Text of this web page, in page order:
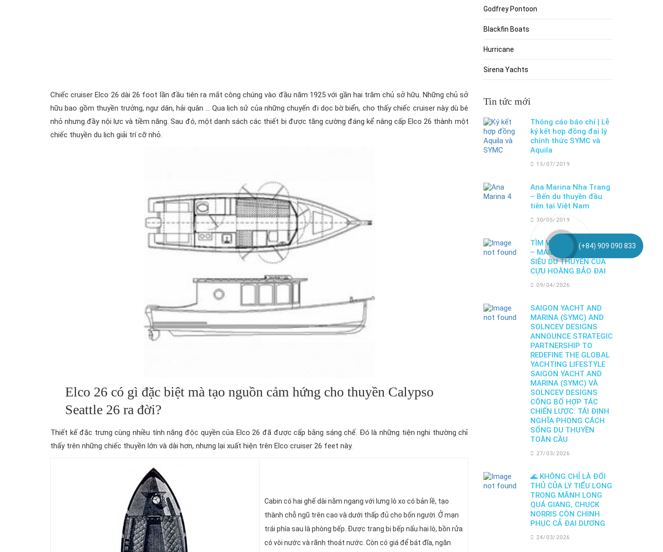
Chiếc cruiser Elco 26 dài 26 foot lần đầu tiên ra mắt công chúng vào đầu năm 1925 với gần hai trăm chủ sở hữu. Những chủ sở
hữu bao gồm thuyền trưởng, ngư dân, hải quân … Qua lịch sử của những chuyến đi dọc bờ biển, cho thấy chiếc cruiser này dù bé
nhỏ nhưng đầy nội lực và tiềm năng. Sau đó, một danh sách các thiết bị được tăng cường đáng kể nâng cấp Elco 26 thành một
chiếc thuyền du lịch giải trí cỡ nhỏ.
Elco 26 có gì đặc biệt mà tạo nguồn cảm hứng cho thuyền Calypso
Seattle 26 ra đời?
Thiết kế đặc trưng cùng nhiều tính năng độc quyền của Elco 26 đã được cấp bằng sáng chế. Đó là những tiện nghi thường chỉ
thấy trên những chiếc thuyền lớn và dài hơn, nhưng lại xuất hiện trên Elco cruiser 26 feet này.
Cabin có hai ghế dài nằm ngang với lưng lò xo có bản lề, tạo
thành chỗ ngũ trên cao và dưới thấp đủ cho bốn người. Ở mạn
trái phía sau là phòng bếp. Được trang bị bếp nấu hai lò, bồn rửa
có vòi nước và rãnh thoát nước. Còn có giá để bát đĩa, ngăn
Godfrey Pontoon
Blackfin Boats
Hurricane
Sirena Yachts
Tin tức mới
Thông cáo báo chí | Lễ
ký kết hợp đồng đại lý
chính thức SYMC và
Aquila
15/07/2019
Ana Marina Nha Trang
– Bến du thuyền đầu
tiên tại Việt Nam
30/05/2019
TÌM VỀ HƯƠNG GIANG
– MAID MARION, CON
SIÊU DU THUYỀN CỦA
CỰU HOÀNG BẢO ĐẠI
09/04/2026
SAIGON YACHT AND
MARINA (SYMC) AND
SOLNCEV DESIGNS
ANNOUNCE STRATEGIC
PARTNERSHIP TO
REDEFINE THE GLOBAL
YACHTING LIFESTYLE
SAIGON YACHT AND
MARINA (SYMC) VÀ
SOLNCEV DESIGNS
CÔNG BỐ HỢP TÁC
CHIẾN LƯỢC: TÁI ĐỊNH
NGHĨA PHONG CÁCH
SỐNG DU THUYỀN
TOÀN CẦU
27/03/2026
🌊 KHÔNG CHỈ LÀ ĐỐI
THỦ CỦA LÝ TIỂU LONG
TRONG MÃNH LONG
QUÁ GIANG, CHUCK
NORRIS CÒN CHINH
PHỤC CẢ ĐẠI DƯƠNG
24/03/2026
(+84) 909 090 833